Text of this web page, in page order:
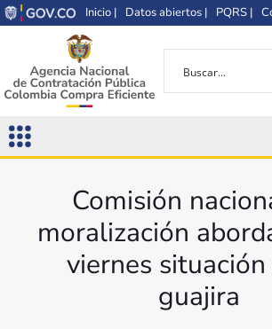
Inicio | Datos abiertos | PQRS |
Comisión
moralización
viernes
guajira